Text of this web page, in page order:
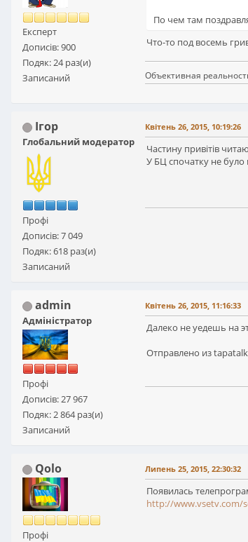
Експерт
Дописів: 900
Подяк: 24 раз(и)
Записаний
По чем там
Что-то под восемь
Объективная
Ігор
Глобальний модератор
Профі
Дописів: 7 049
Подяк: 618 раз(и)
Записаний
Квітень 26, 2015, 10:19:26
Частину привітів
У БЦ спочатку не було
admin
Адміністратор
Профі
Дописів: 27 967
Подяк: 2 864 раз(и)
Записаний
Квітень 26, 2015, 11:16:33
Далеко не уедешь на
Отправлено из tapatalk
Qolo
Профі
Липень 25, 2015, 22:30:32
Появилась
http://www.vsetv.com/